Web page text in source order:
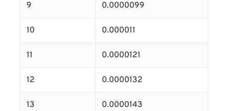
9 0.0000099
10 0.000011
11 0.0000121
12 0.0000132
13 0.0000143